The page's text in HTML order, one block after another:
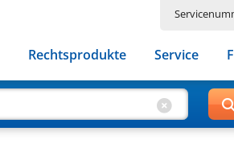
Rechtsprodukte Service